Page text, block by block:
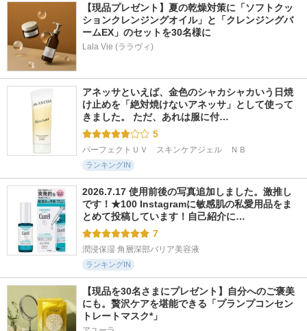
【現品プレゼント】夏の乾燥対策に「ソフトクッ
ションクレンジングオイル」と「クレンジングバ
ームEX」のセットを30名様に
Lala Vie (ララヴィ)
アネッサといえば、金色のシャカシャカいう日焼
け止めを「絶対焼けないアネッサ」として使って
きました。 ただ、あれは服に付…
5
パーフェクトＵＶ　スキンケアジェル　ＮＢ
ランキングIN
2026.7.17 使用前後の写真追加しました。激推し
です！★100 Instagramに敏感肌の私愛用品をま
とめて投稿しています！自己紹介に…
7
潤浸保湿 角層深部バリア美容液
ランキングIN
【現品を30名さまにプレゼント】自分へのご褒美
にも。贅沢ケアを堪能できる「プランプコンセン
トレートマスク*」